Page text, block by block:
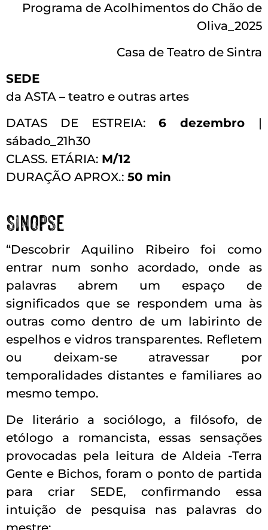
Programa de Acolhimentos do Chão de
Oliva_2025
Casa de Teatro de Sintra
SEDE
da ASTA – teatro e outras artes
DATAS DE ESTREIA:6 dezembro |
sábado_21h30
CLASS. ETÁRIA: M/12
DURAÇÃO APROX.: 50 min
Sinopse
“Descobrir Aquilino Ribeiro foi como
entrar num sonho acordado, onde as
palavras abrem um espaço de
significados que se respondem uma às
outras como dentro de um labirinto de
espelhos e vidros transparentes. Refletem
ou deixam-se atravessar por
temporalidades distantes e familiares ao
mesmo tempo.
De literário a sociólogo, a filósofo, de
etólogo a romancista, essas sensações
provocadas pela leitura de Aldeia -Terra
Gente e Bichos, foram o ponto de partida
para criar SEDE, confirmando essa
intuição de pesquisa nas palavras do